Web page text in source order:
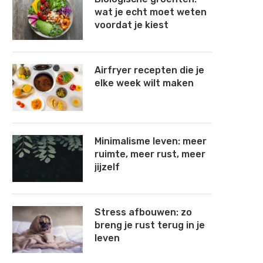
wat je echt moet weten
voordat je kiest
Airfryer recepten die je
elke week wilt maken
Minimalisme leven: meer
ruimte, meer rust, meer
jijzelf
Stress afbouwen: zo
breng je rust terug in je
leven